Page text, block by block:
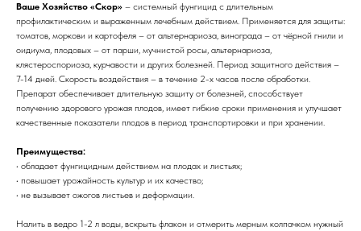
Ваше Хозяйство «Скор» – системный фунгицид с длительным
профилактическим и выраженным лечебным действием. Применяется для защиты:
томатов, моркови и картофеля – от альтернариоза, винограда – от чёрной гнили и
оидиума, плодовых – от парши, мучнистой росы, альтернариоза,
клястероспориоза, курчавости и других болезней. Период защитного действия –
7-14 дней. Скорость воздействия – в течение 2-х часов после обработки.
Препарат обеспечивает длительную защиту от болезней, способствует
получению здорового урожая плодов, имеет гибкие сроки применения и улучшает
качественные показатели плодов в период транспортировки и при хранении.
Преимущества:
• обладает фунгицидным действием на плодах и листьях;
• повышает урожайность культур и их качество;
• не вызывает ожогов листьев и деформации.
Налить в ведро 1-2 л воды, вскрыть флакон и отмерить мерным колпачком нужный